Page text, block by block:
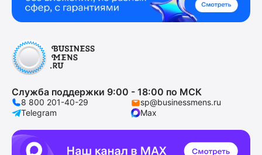
Служба поддержки 9:00 - 18:00 по МСК
8 800 201-40-29
sp@businessmens.ru
Telegram
Max